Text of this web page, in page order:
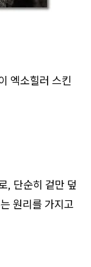
엑소힐러 스킨
, 단순히 겉만 덮
원리를 가지고